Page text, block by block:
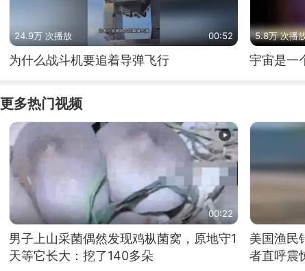
24.9万 次播放 00:52
为什么战斗机要追着导弹飞行
5.8万 次播
宇宙是一
更多热门视频
00:22
男子上山采菌偶然发现鸡枞菌窝，原地守1
天等它长大：挖了140多朵
美国渔民
者直呼震